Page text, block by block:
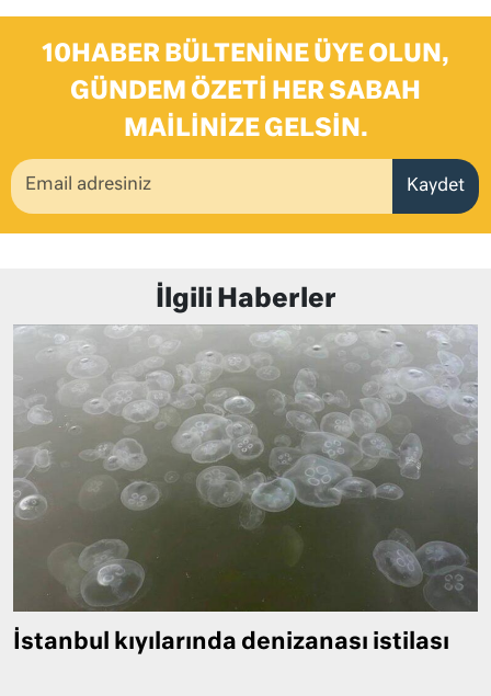
10HABER BÜLTENINE ÜYE OLUN,
GÜNDEM ÖZETI HER SABAH
MAILINIZE GELSIN.
Kaydet
İlgili Haberler
İstanbul kıyılarında denizanası istilası